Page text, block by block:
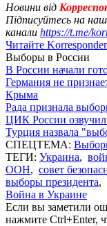
Новини від
Підписуйтесь на
канали https://t.me/
Читайте
Выборы в России
В России начали
Германия не
Крыма
Рада признала
ЦИК России
Турция назвала
СПЕЦТЕМА:
ТЕГИ: Украина,
ООН, совет
выборы президента,
Война в Украине
Если вы заметили
нажмите Ctrl+Enter,